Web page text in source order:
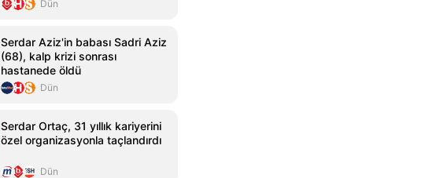
Dün
Serdar Aziz'in babası Sadri Aziz
(68), kalp krizi sonrası
hastanede öldü
Dün
Serdar Ortaç, 31 yıllık kariyerini
özel organizasyonla taçlandırdı
Dün